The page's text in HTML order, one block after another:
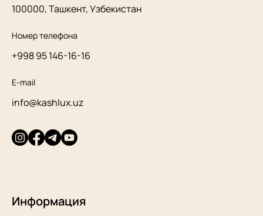
100000, Ташкент, Узбекистан
Номер телефона
+998 95 146-16-16
E-mail
info@kashlux.uz
Информация